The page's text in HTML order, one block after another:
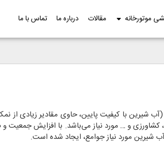
موتورخانه مقالات درباره ما تماس با ما
شیرین با کیفیت پایین، حاوی مقادیر زیادی از
و … مورد نیاز می‌باشد. با افزایش
شیرین مورد نیاز جوامع، ایجاد شده است.